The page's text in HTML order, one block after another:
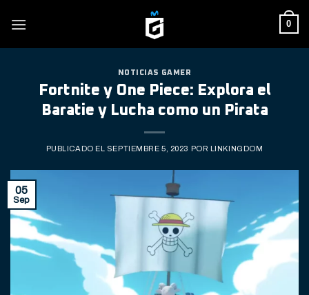
0
NOTICIAS GAMER
Fortnite y One Piece: Explora el
Baratie y Lucha como un Pirata
PUBLICADO EL SEPTIEMBRE 5, 2023 POR LINKINGDOM
05
Sep